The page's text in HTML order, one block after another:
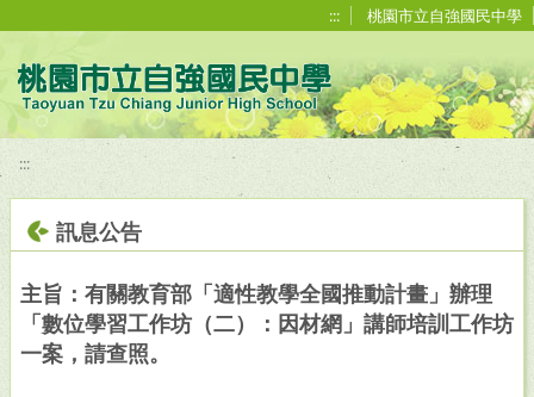
::: 桃園市立自強國民中學
:::
訊息公告
主旨：有關教育部「適性教學全國推動計畫」辦理
「數位學習工作坊（二）：因材網」講師培訓工作坊
一案，請查照。